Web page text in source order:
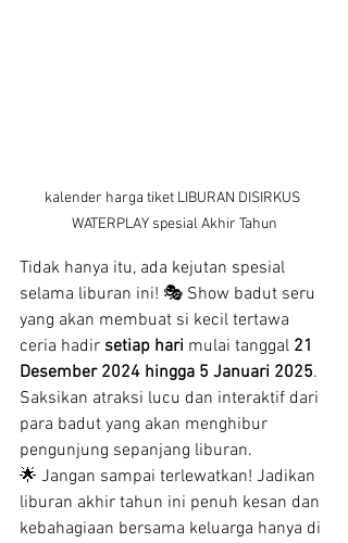
kalender harga tiket LIBURAN DISIRKUS
WATERPLAY spesial Akhir Tahun
Tidak hanya itu, ada kejutan spesial
selama liburan ini! 🎭 Show badut seru
yang akan membuat si kecil tertawa
ceria hadir setiap hari mulai tanggal 21
Desember 2024 hingga 5 Januari 2025.
Saksikan atraksi lucu dan interaktif dari
para badut yang akan menghibur
pengunjung sepanjang liburan.
🌟 Jangan sampai terlewatkan! Jadikan
liburan akhir tahun ini penuh kesan dan
kebahagiaan bersama keluarga hanya di